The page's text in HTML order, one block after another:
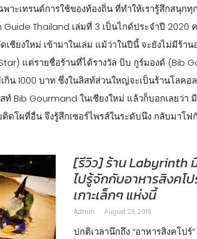
าะเทรนด์การใช้ของท้องถิ่น ที่ทำให้เรารู้สึกสนุก
Guide Thailand เล่มที่ 3 เป็นไกด์ประจำปี 2020
ชียงใหม่ เข้ามาในเล่ม แม้ว่าในปีนี้ จะยังไม่มีร้า
แต่รายชื่อร้านที่ได้รางวัล บิบ กูร์มองด์ (Bib
กิน 1000 บาท ซึ่งในลิสท์ส่วนใหญ่จะเป็นร้านโลค
Bib Gourmand ในเชียงใหม่ แล้วก็บอกเลยว่า
ดโผที่อื่น จึงรู้สึกเซอร์ไพรส์ในระดับนึง กลับมาโฟ
[รีวิว] ร้าน Labyrinth
ไปรู้จักกับอาหารสิงคโ
เกาะเล็กๆ แห่งนี้
Admin August 26, 2019
ปกติเวลานึกถึง “อาหารสิงคโปร์